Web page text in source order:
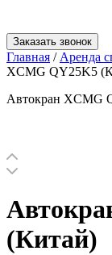
Заказать звонок
Главная / Аренда
XCMG QY25K5
Автокран XCMG
(Китай)